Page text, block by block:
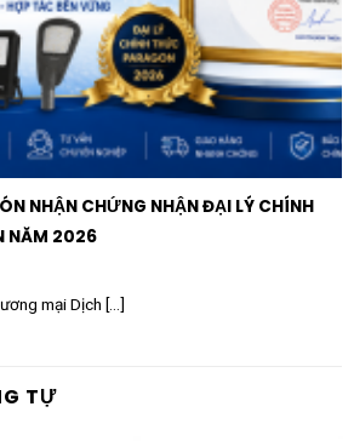
NHẬN CHỨNG NHẬN ĐẠI LÝ CHÍNH
NĂM 2026
mại Dịch [...]
TỰ